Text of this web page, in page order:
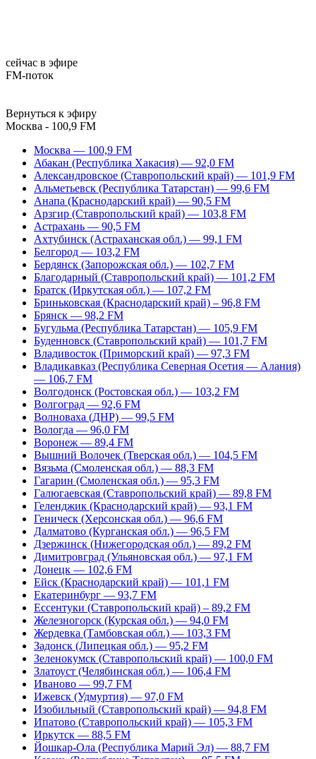
сейчас в эфире
FM-поток
Вернуться к эфиру
Москва - 100,9 FM
Москва — 100,9 FM
Абакан (Республика Хакасия) — 92,0 FM
Александровское (Ставропольский край) — 101,9 FM
Альметьевск (Республика Татарстан) — 99,6 FM
Анапа (Краснодарский край) — 90,5 FM
Арзгир (Ставропольский край) — 103,8 FM
Астрахань — 90,5 FM
Ахтубинск (Астраханская обл.) — 99,1 FM
Белгород — 103,2 FM
Бердянск (Запорожская обл.) — 102,7 FM
Благодарный (Ставропольский край) — 101,2 FM
Братск (Иркутская обл.) — 107,2 FM
Бриньковская (Краснодарский край) – 96,8 FM
Брянск — 98,2 FM
Бугульма (Республика Татарстан) — 105,9 FM
Буденновск (Ставропольский край) — 101,7 FM
Владивосток (Приморский край) — 97,3 FM
Владикавказ (Республика Северная Осетия — Алания)
— 106,7 FM
Волгодонск (Ростовская обл.) — 103,2 FM
Волгоград — 92,6 FM
Волноваха (ДНР) — 99,5 FM
Вологда — 96,0 FM
Воронеж — 89,4 FM
Вышний Волочек (Тверская обл.) — 104,5 FM
Вязьма (Смоленская обл.) — 88,3 FM
Гагарин (Смоленская обл.) — 95,3 FM
Галюгаевская (Ставропольский край) — 89,8 FM
Геленджик (Краснодарский край) — 93,1 FM
Геническ (Херсонская обл.) — 96,6 FM
Далматово (Курганская обл.) — 96,5 FM
Дзержинск (Нижегородская обл.) — 89,2 FM
Димитровград (Ульяновская обл.) — 97,1 FM
Донецк — 102,6 FM
Ейск (Краснодарский край) — 101,1 FM
Екатеринбург — 93,7 FM
Ессентуки (Ставропольский край) – 89,2 FM
Железногорск (Курская обл.) — 94,0 FM
Жердевка (Тамбовская обл.) — 103,3 FM
Задонск (Липецкая обл.) — 95,2 FM
Зеленокумск (Ставропольский край) — 100,0 FM
Златоуст (Челябинская обл.) — 106,4 FM
Иваново — 99,7 FM
Ижевск (Удмуртия) — 97,0 FM
Изобильный (Ставропольский край) — 94,8 FM
Ипатово (Ставропольский край) — 105,3 FM
Иркутск — 88,5 FM
Йошкар-Ола (Республика Марий Эл) — 88,7 FM